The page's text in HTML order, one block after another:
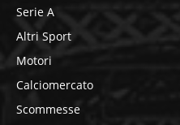
Serie A
Altri Sport
Motori
Calciomercato
Scommesse